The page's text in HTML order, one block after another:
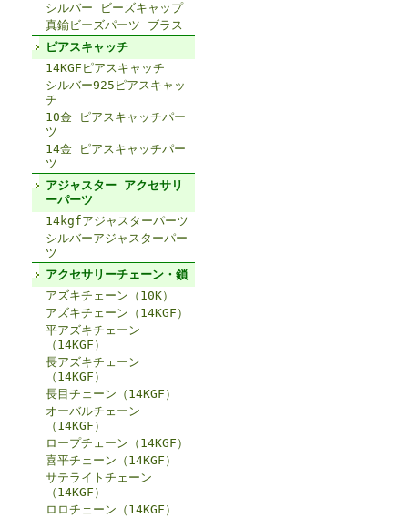
シルバー ビーズキャップ
真鍮ビーズパーツ ブラス
ピアスキャッチ
14KGFピアスキャッチ
シルバー925ピアスキャッ
チ
10金 ピアスキャッチパー
ツ
14金 ピアスキャッチパー
ツ
アジャスター アクセサリ
ーパーツ
14kgfアジャスターパーツ
シルバーアジャスターパー
ツ
アクセサリーチェーン・鎖
アズキチェーン（10K）
アズキチェーン（14KGF）
平アズキチェーン
（14KGF）
長アズキチェーン
（14KGF）
長目チェーン（14KGF）
オーバルチェーン
（14KGF）
ロープチェーン（14KGF）
喜平チェーン（14KGF）
サテライトチェーン
（14KGF）
ロロチェーン（14KGF）